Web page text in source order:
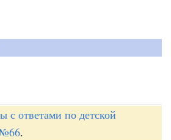
с ответами по детской
.